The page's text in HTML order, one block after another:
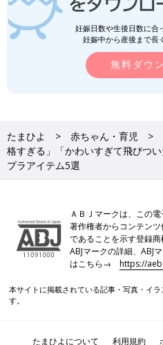
西松屋、バ
もなく高見
品切れ注意
もうすぐ夏祭
すね。せっかく
浴衣や甚平を
多いのではない
セールアイテ
プチプラアイテ
セールが開催
妊娠日数や生後日数に合
妊娠中から産後まで長
無料ダウ
たまひよ 赤ちゃん・育児
格すぎる」「かわいすぎて飛びつ
プラアイテム5選
ＡＢＪマークは、この
著作権者からコンテン
であることを示す登録
ABJマークの詳細、ABJ
はこちら→https://
本サイトに掲載されている記事・写真・イ
す。
たまひよについて 利用規約